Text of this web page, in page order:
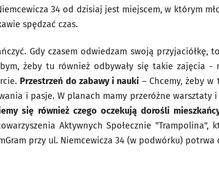
34 od dzisiaj jest miejscem, w którym
spędzać czas.
Gdy czasem odwiedzam swoją przyjaciółkę,
żeby tu również odbywały się takie zajęcia
Przestrzeń do zabawy i nauki– Chcemy, żeby w
i pasje. W planach mamy przeróżne warsztaty i
się również czego oczekują dorośli
Aktywnych Społecznie "Trampolina",
przy ul. Niemcewicza 34 (w podwórku) potrwa